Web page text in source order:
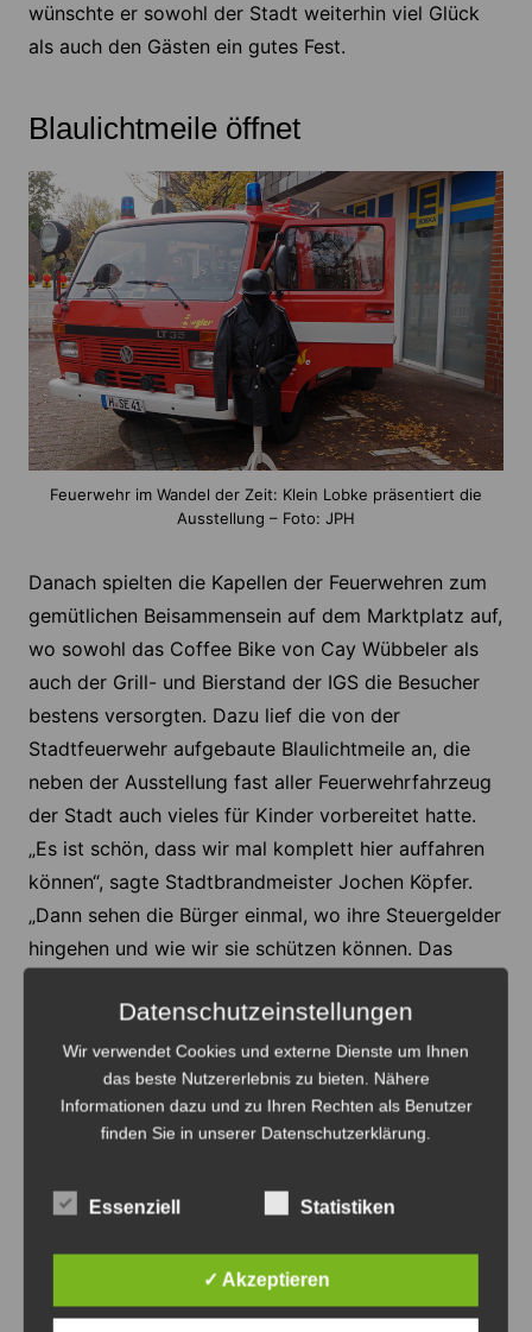
wünschte er sowohl der Stadt weiterhin viel Glück
als auch den Gästen ein gutes Fest.
Blaulichtmeile öffnet
Feuerwehr im Wandel der Zeit: Klein Lobke präsentiert die
Ausstellung – Foto: JPH
Danach spielten die Kapellen der Feuerwehren zum
gemütlichen Beisammensein auf dem Marktplatz auf,
wo sowohl das Coffee Bike von Cay Wübbeler als
auch der Grill- und Bierstand der IGS die Besucher
bestens versorgten. Dazu lief die von der
Stadtfeuerwehr aufgebaute Blaulichtmeile an, die
neben der Ausstellung fast aller Feuerwehrfahrzeug
der Stadt auch vieles für Kinder vorbereitet hatte.
„Es ist schön, dass wir mal komplett hier auffahren
können“, sagte Stadtbrandmeister Jochen Köpfer.
„Dann sehen die Bürger einmal, wo ihre Steuergelder
hingehen und wie wir sie schützen können. Das
Besucher bereits heute Mittag.“ Die Kinder erfreuten
sich an Quiz – etwas zögerlich -,
Geschicklichkeitsarbeiten mit Schere und Spreizer
bis hin zur „Feuerwehr im Wandel der Zeit“ der
Ortsfeuerwehr Klein Lobke – mit dem ältesten
Uniformen.
Öffentliche Ehrungen
Datenschutzeinstellungen
Wir verwendet Cookies und externe Dienste um Ihnen
das beste Nutzererlebnis zu bieten. Nähere
Informationen dazu und zu Ihren Rechten als Benutzer
finden Sie in unserer Datenschutzerklärung.
Essenziell Statistiken
✓ Akzeptieren